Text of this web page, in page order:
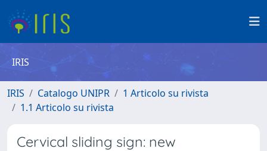
IRIS
IRIS Catalogo UNIPR
1 Articolo su rivista
1.1 Articolo su rivista
Cervical sliding sign: new